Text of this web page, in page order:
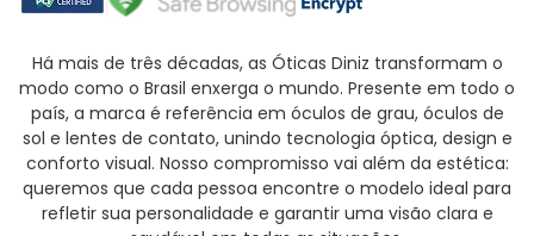
Há mais de três décadas, as Óticas Diniz transformam o
modo como o Brasil enxerga o mundo. Presente em todo o
país, a marca é referência em óculos de grau, óculos de
sol e lentes de contato, unindo tecnologia óptica, design e
conforto visual. Nosso compromisso vai além da estética:
queremos que cada pessoa encontre o modelo ideal para
refletir sua personalidade e garantir uma visão clara e